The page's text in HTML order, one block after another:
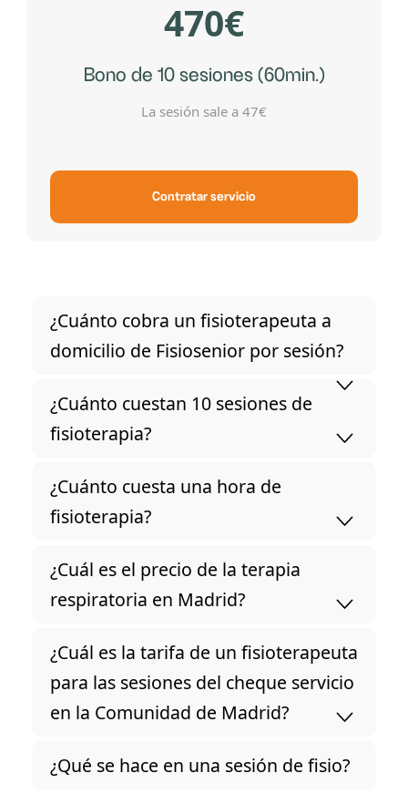
470€
Bono de 10 sesiones (60min.)
La sesión sale a 47€
Contratar servicio
¿Cuánto cobra un fisioterapeuta a
domicilio de Fisiosenior por sesión?
¿Cuánto cuestan 10 sesiones de
fisioterapia?
¿Cuánto cuesta una hora de
fisioterapia?
¿Cuál es el precio de la terapia
respiratoria en Madrid?
¿Cuál es la tarifa de un fisioterapeuta
para las sesiones del cheque servicio
en la Comunidad de Madrid?
¿Qué se hace en una sesión de fisio?